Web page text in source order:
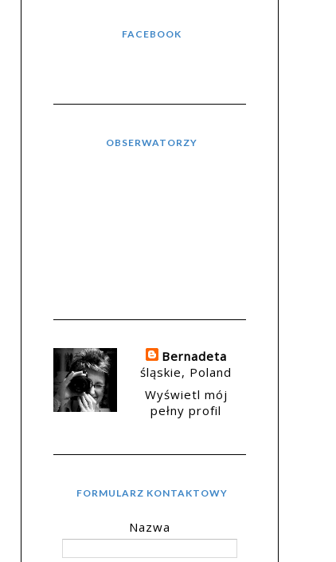
FACEBOOK
OBSERWATORZY
Bernadeta
śląskie, Poland
Wyświetl mój
pełny profil
FORMULARZ KONTAKTOWY
Nazwa